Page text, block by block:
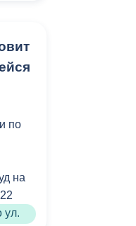
по
на
ул.